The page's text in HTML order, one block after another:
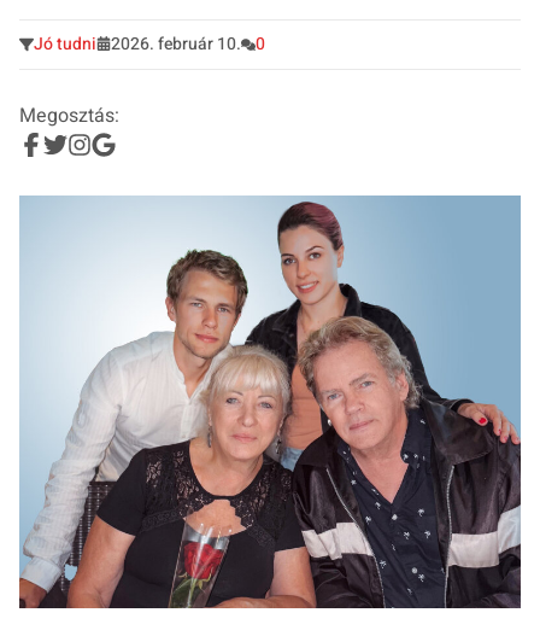
Jó tudni 2026. február 10. 0
Megosztás: